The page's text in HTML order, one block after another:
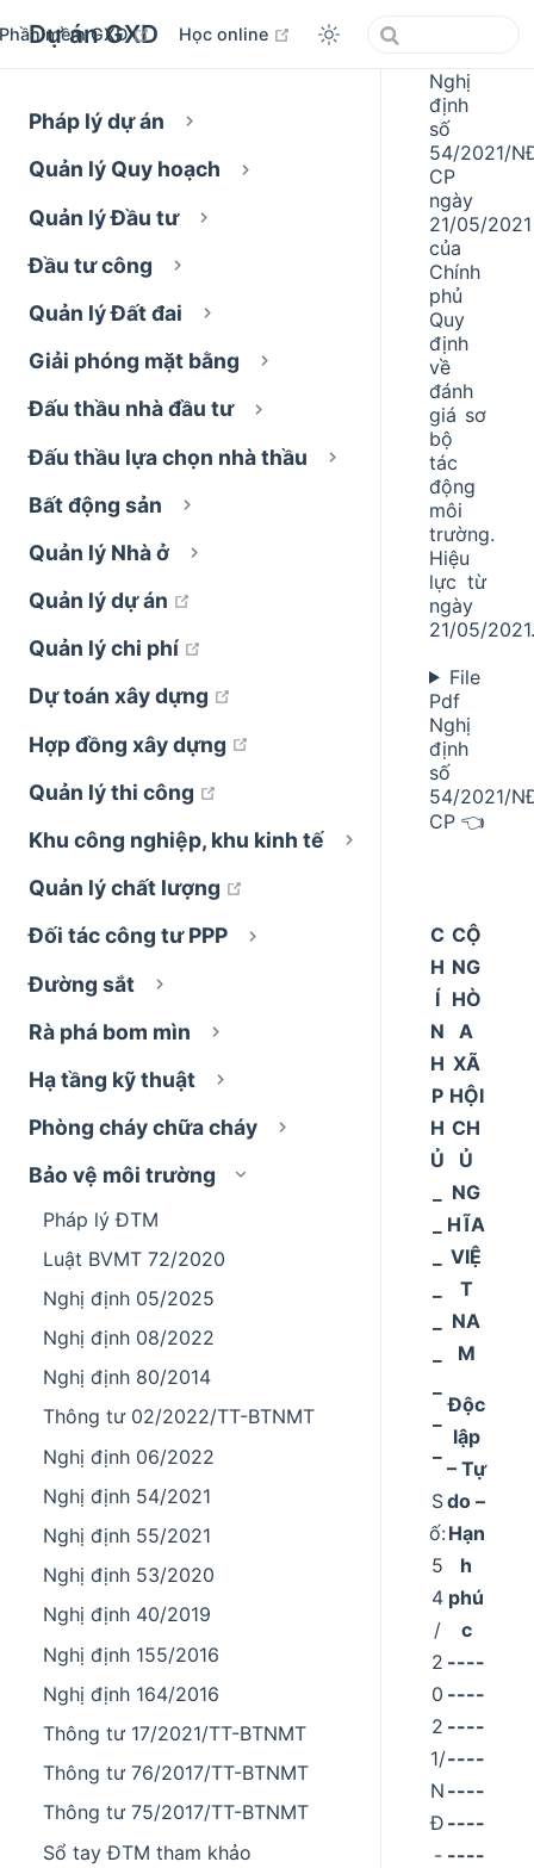
Dự án GXD
Phần mềm GXD open in new window
Học online open in new window
Pháp lý dự án
Quản lý Quy hoạch
Quản lý Đầu tư
Đầu tư công
Quản lý Đất đai
Giải phóng mặt bằng
Đấu thầu nhà đầu tư
Đấu thầu lựa chọn nhà thầu
Bất động sản
Quản lý Nhà ở
Quản lý dự án
Quản lý chi phí
Dự toán xây dựng
open in new window
Hợp đồng xây dựng
open in new window
Quản lý thi công
Khu công nghiệp, khu kinh tế
Quản lý chất lượng
Đối tác công tư PPP
Đường sắt
Rà phá bom mìn
Hạ tầng kỹ thuật
Phòng cháy chữa cháy
Bảo vệ môi trường
Pháp lý ĐTM
Luật BVMT 72/2020
Nghị định 05/2025
Nghị định 08/2022
Nghị định 80/2014
Thông tư 02/2022/TT-BTNMT
Nghị định 06/2022
Nghị định 54/2021
Nghị định 55/2021
Nghị định 53/2020
Nghị định 40/2019
Nghị định 155/2016
Nghị định 164/2016
Thông tư 17/2021/TT-BTNMT
Thông tư 76/2017/TT-BTNMT
Thông tư 75/2017/TT-BTNMT
Sổ tay ĐTM tham khảo
Nghị
định
số
54/2021/
CP
ngày
21/05/2021
của
Chính
phủ
Quy
định
về
đánh
giá sơ
bộ
tác
động
môi
trường.
Hiệu
lực từ
ngày
21/05/2021.
File
Pdf
Nghị
định
số
54/2021/
CP 👈
C
H
Í
N
H
P
H
Ủ
S
ố:
5
4
/
2
0
2
1/
N
Đ
-
CỘ
NG
HÒ
A
XÃ
HỘI
CH
Ủ
NG
HĨA
VIỆ
T
NA
M
Độc
lập
– Tự
do –
Hạn
h
phú
c
----
----
----
----
----
----
----